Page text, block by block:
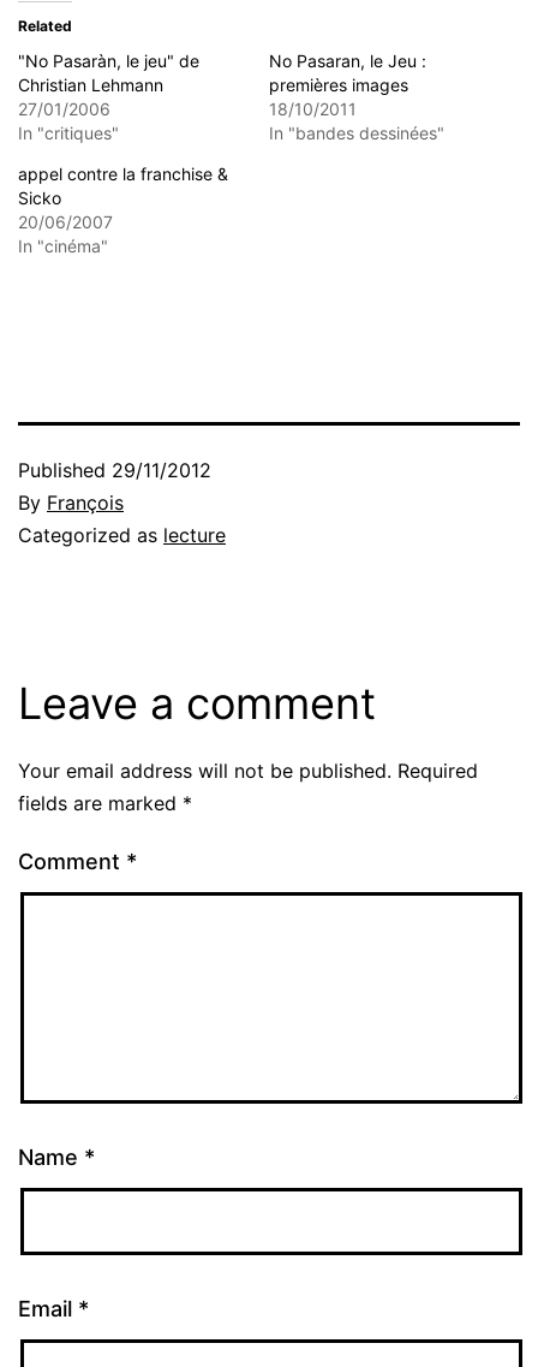
Related
"No Pasaràn, le jeu" de
Christian Lehmann
27/01/2006
In "critiques"
No Pasaran, le Jeu :
premières images
18/10/2011
In "bandes dessinées"
appel contre la franchise &
Sicko
20/06/2007
In "cinéma"
Published 29/11/2012
By François
Categorized as lecture
Leave a comment
Your email address will not be published. Required
fields are marked *
Comment *
Name *
Email *